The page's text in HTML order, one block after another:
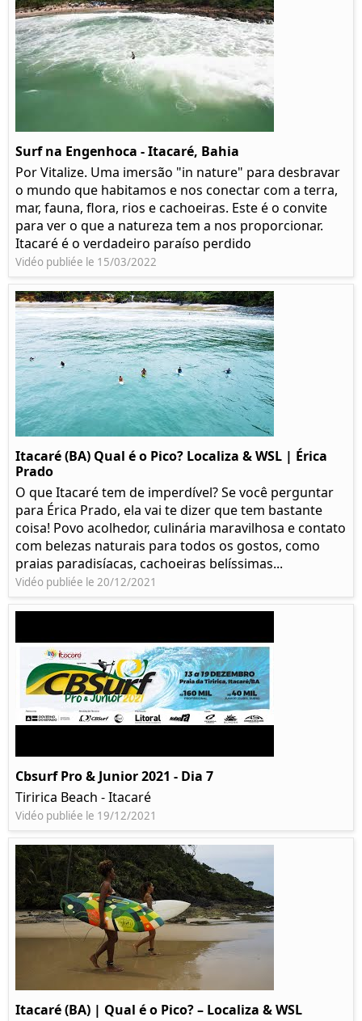
Surf na Engenhoca - Itacaré, Bahia
Por Vitalize. Uma imersão "in nature" para desbravar
o mundo que habitamos e nos conectar com a terra,
mar, fauna, flora, rios e cachoeiras. Este é o convite
para ver o que a natureza tem a nos proporcionar.
Itacaré é o verdadeiro paraíso perdido
Vidéo publiée le 15/03/2022
Itacaré (BA) Qual é o Pico? Localiza & WSL | Érica
Prado​
O que Itacaré tem de imperdível? Se você perguntar
para Érica Prado, ela vai te dizer que tem bastante
coisa!​ Povo acolhedor, culinária maravilhosa e contato
com belezas naturais para todos os gostos, como
praias paradisíacas, cachoeiras belíssimas...
Vidéo publiée le 20/12/2021
Cbsurf Pro & Junior 2021 - Dia 7
Tiririca Beach - Itacaré
Vidéo publiée le 19/12/2021
Itacaré (BA) | Qual é o Pico? – Localiza & WSL​​